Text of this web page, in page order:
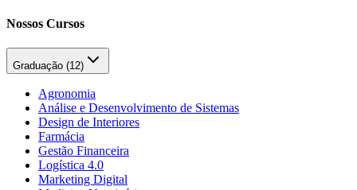
Nossos Cursos
Graduação (12)
Agronomia
Análise e Desenvolvimento de Sistemas
Design de Interiores
Farmácia
Gestão Financeira
Logística 4.0
Marketing Digital